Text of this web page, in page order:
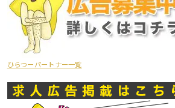
ひらつーパートナー一覧